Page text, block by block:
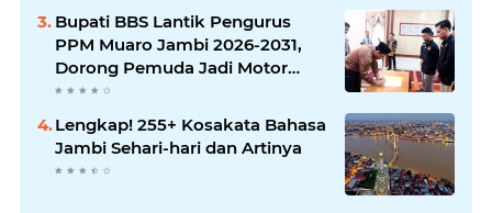
Bupati BBS Lantik Pengurus
PPM Muaro Jambi 2026-2031,
Dorong Pemuda Jadi Motor
Perubahan
Lengkap! 255+ Kosakata Bahasa
Jambi Sehari-hari dan Artinya